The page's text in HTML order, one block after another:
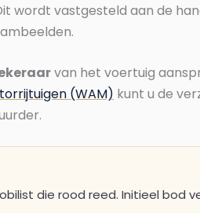
wordt vastgesteld aan de
van het voertuig
(WAM) kunt u de
die rood reed. Initieel bod